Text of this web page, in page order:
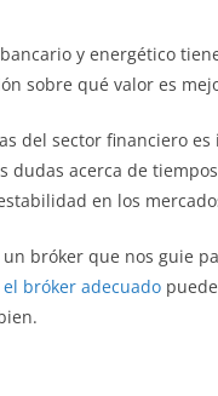
y energético
sobre qué valor es
del sector financiero
dudas acerca de
en los
bróker que nos guie
bróker adecuado